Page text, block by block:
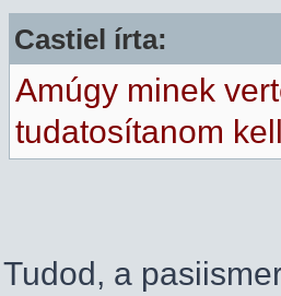
Castiel írta:
Amúgy minek
tudatosítanom
Tudod, a